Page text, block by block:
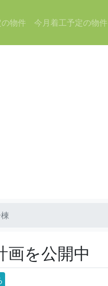
物件 今月着工予定の物件
画を公開中